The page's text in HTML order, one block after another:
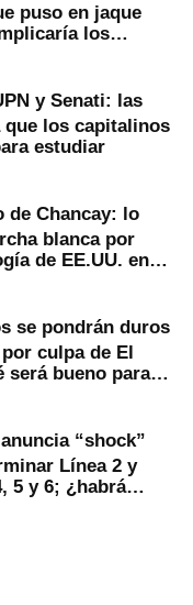
puso en jaque
los
y Senati: las
que los capitalinos
estudiar
de Chancay: lo
blanca por
de EE.UU. en
se pondrán duros
culpa de El
será bueno para
“shock”
Línea 2 y
5 y 6; ¿habrá